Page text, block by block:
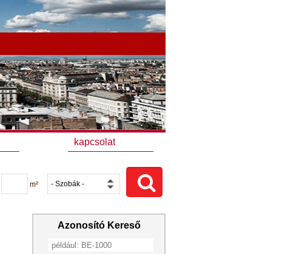
kapcsolat
m²
Azonosító Kereső